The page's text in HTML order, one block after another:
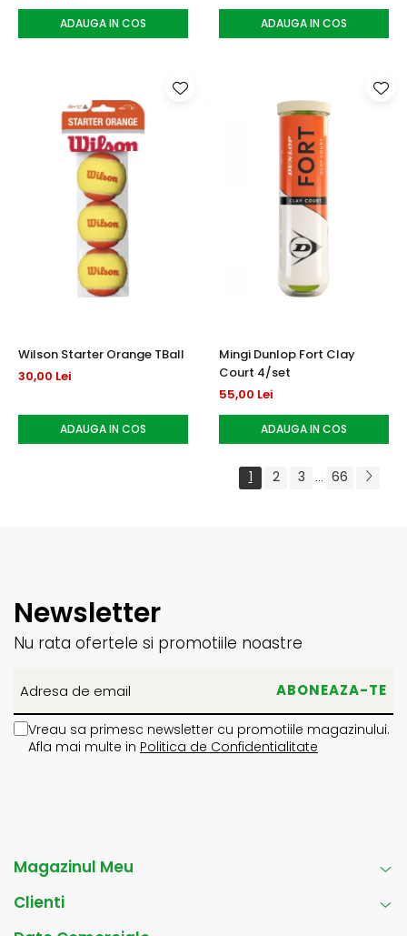
ADAUGA IN COS ADAUGA IN COS
Wilson Starter Orange TBall
30,00 Lei
ADAUGA IN COS
Mingi Dunlop Fort Clay
Court 4/set
55,00 Lei
ADAUGA IN COS
1 2 3 ... 66
Newsletter
Nu rata ofertele si promotiile noastre
Vreau sa primesc newsletter cu promotiile magazinului.
Afla mai multe in Politica de Confidentialitate
Magazinul Meu
Clienti